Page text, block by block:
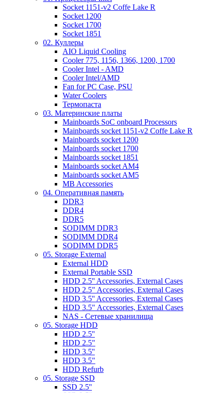
Socket 1151-v2 Coffe Lake R
Socket 1200
Socket 1700
Socket 1851
02. Куллеры
AIO Liquid Cooling
Cooler 775, 1156, 1366, 1200, 1700
Cooler Intel - AMD
Cooler Intel/AMD
Fan for PC Case, PSU
Water Coolers
Термопаста
03. Материнские платы
Mainboards SoC onboard Processors
Mainboards socket 1151-v2 Coffe Lake R
Mainboards socket 1200
Mainboards socket 1700
Mainboards socket 1851
Mainboards socket AM4
Mainboards socket AM5
MB Accessories
04. Оперативная память
DDR3
DDR4
DDR5
SODIMM DDR3
SODIMM DDR4
SODIMM DDR5
05. Storage External
External HDD
External Portable SSD
HDD 2.5'' Accessories, External Cases
HDD 2.5" Accessories, External Cases
HDD 3.5'' Accessories, External Cases
HDD 3.5" Accessories, External Cases
NAS - Сетевые хранилища
05. Storage HDD
HDD 2.5''
HDD 2.5"
HDD 3.5''
HDD 3.5"
HDD Refurb
05. Storage SSD
SSD 2.5''